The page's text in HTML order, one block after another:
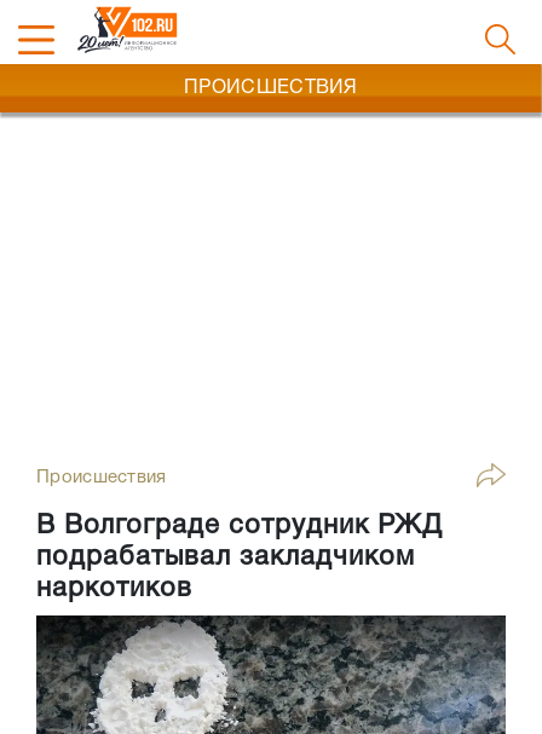
ПРОИСШЕСТВИЯ
Происшествия
В Волгограде сотрудник РЖД
подрабатывал закладчиком
наркотиков